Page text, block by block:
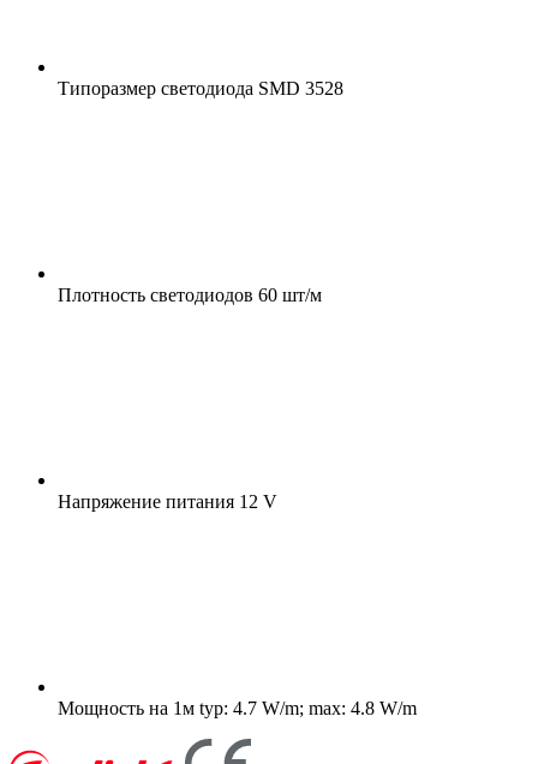
Типоразмер светодиода SMD 3528
Плотность светодиодов 60 шт/м
Напряжение питания 12 V
Мощность на 1м typ: 4.7 W/m; max: 4.8 W/m